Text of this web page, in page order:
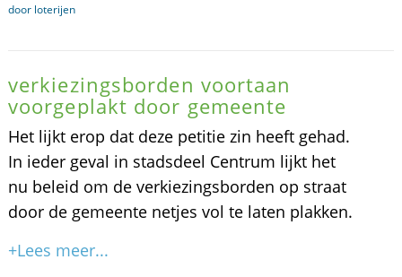
door loterijen
verkiezingsborden voortaan
voorgeplakt door gemeente
Het lijkt erop dat deze petitie zin heeft gehad.
In ieder geval in stadsdeel Centrum lijkt het
nu beleid om de verkiezingsborden op straat
door de gemeente netjes vol te laten plakken.
+Lees meer...